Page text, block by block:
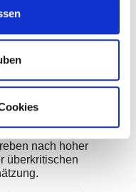
bereitet. Das
dass ich hier so viel
diesen hilfreichen
Kundin fehlt, ist das
nach hoher
überkritischen